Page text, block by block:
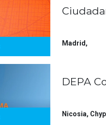
Madrid ,
DEPA
Nicosia,